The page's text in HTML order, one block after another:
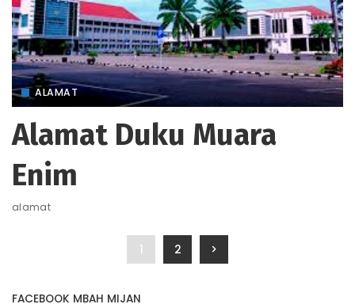
ALAMAT
Alamat Duku Muara
Enim
alamat
1 2
FACEBOOK MBAH MIJAN